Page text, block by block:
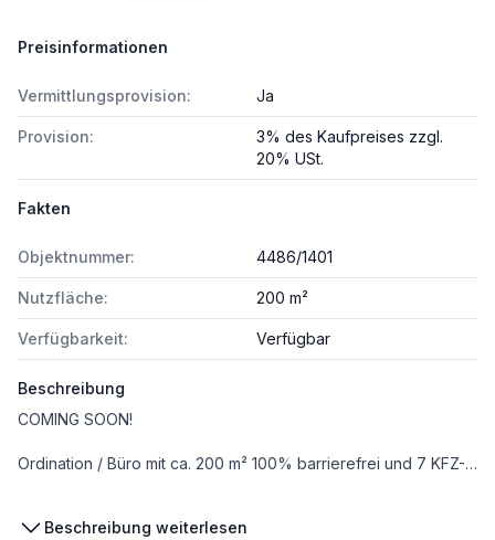
Preisinformationen
Vermittlungsprovision: Ja
Provision:
3% des Kaufpreises zzgl.
20% USt.
Fakten
Objektnummer: 4486/1401
Nutzfläche: 200 m²
Verfügbarkeit: Verfügbar
Beschreibung
COMING SOON!
Ordination / Büro mit ca. 200 m² 100% barrierefrei und 7 KFZ-Abstellplätze in bester Frequenzlage in Vöcklabruck
Beschreibung weiterlesen